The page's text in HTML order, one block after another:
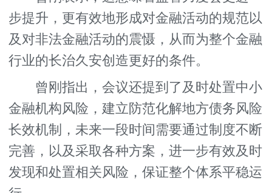
步提升，更有效地形成对金融活动的规范以
及对非法金融活动的震慑，从而为整个金融
行业的长治久安创造更好的条件。
曾刚指出，会议还提到了及时处置中小
金融机构风险，建立防范化解地方债务风险
长效机制，未来一段时间需要通过制度不断
完善，以及采取各种方案，进一步有效及时
发现和处置相关风险，保证整个体系平稳运